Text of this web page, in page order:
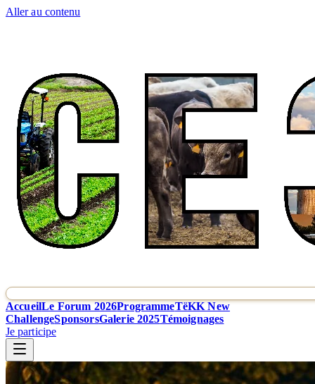
Aller au contenu
AccueilLe Forum 2026ProgrammeTëKK New
ChallengeSponsorsGalerie 2025Témoignages
Je participe